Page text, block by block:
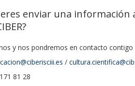
enviar una información
y nos pondremos en contacto contigo
/
81 28